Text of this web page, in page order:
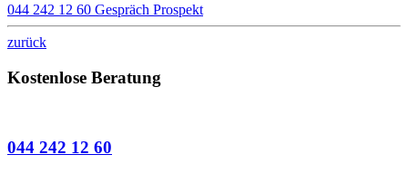
044 242 12 60 Gespräch Prospekt
zurück
Kostenlose Beratung
044 242 12 60